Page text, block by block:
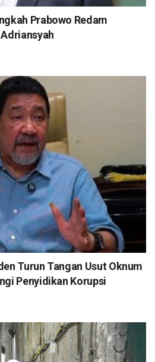
Prabowo Redam
Turun Tangan Usut Oknum
Penyidikan Korupsi